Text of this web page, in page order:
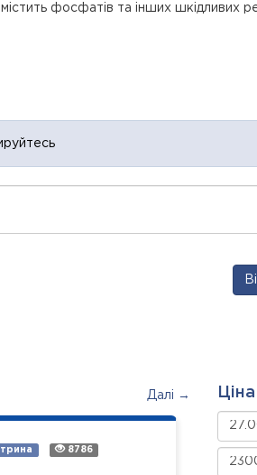
фосфатів та інших шкідливих
Далі →
8786
Ціна